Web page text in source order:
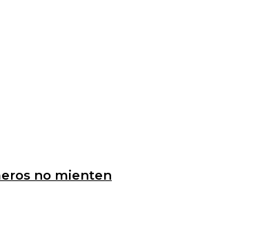
no mienten